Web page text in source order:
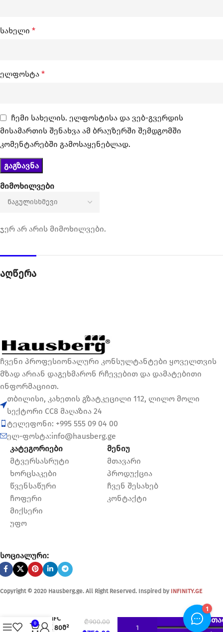
მიმოხილვები
ჯერ არ არის მიმოხილვები.
სახელი *
ელფოსტა *
ჩემი სახელის. ელფოსტისა და ვებ-გვერდის
მისამართის შენახვა ამ ბრაუზერში შემდგომში
კომენტარებში გამოსაყენებლად.
აღწერა
ჩვენი პროფესიონალური კონსულტანტები ყოველთვის
მზად არიან დაგეხმარონ რჩევებით და დამატებითი
ინფორმაციით.
თბილისი, კახეთის გზატკეცილი 112, ლილო მოლი
სექტორი CC8 მაღაზია 24
ტელეფონი: +995 555 09 04 00
ელ-ფოსტა:info@hausberg.ge
კატეგორიები
მტვერსასრუტი
ხორცსაკები
წვენსაწური
ჩოფერი
მიქსერი
უფო
მენიუ
მთავარი
პროდუქცია
ჩვენ შესახებ
კონტაქტი
სოციალური:
Copyright © 2020 Hausberg.ge. All Right Reserved. Inspired by INFINITY.GE
9000MFC
BLACK 80მ²
₾900.00
0